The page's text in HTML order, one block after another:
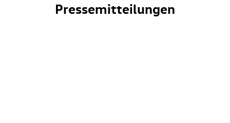
Pressemitteilungen